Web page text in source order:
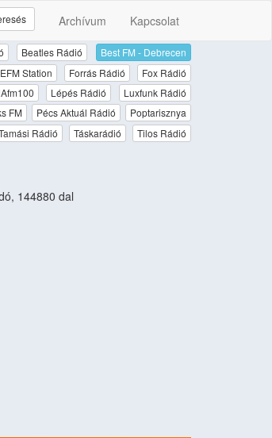
Archívum Kapcsolat
Beatles Rádió
Best FM - Debrecen
EFM Station Forrás Rádió
Fox Rádió
Lépés Rádió
Luxfunk Rádió
FM Pécs Aktuál Rádió
Poptarisznya
Rádió Táskarádió
Tilos Rádió
144880 dal